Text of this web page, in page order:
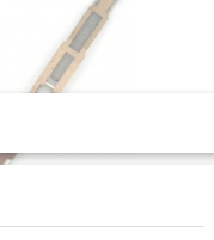
Sleper (MBT3)